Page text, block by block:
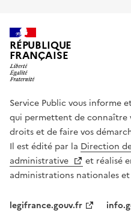
RÉPUBLIQUE
FRANÇAISE
Service Public vous informe
qui permettent de connaître
droits et de faire vos
Il est édité par la Direction
administrative
et réalisé
administrations nationales et
legifrance.gouv.fr